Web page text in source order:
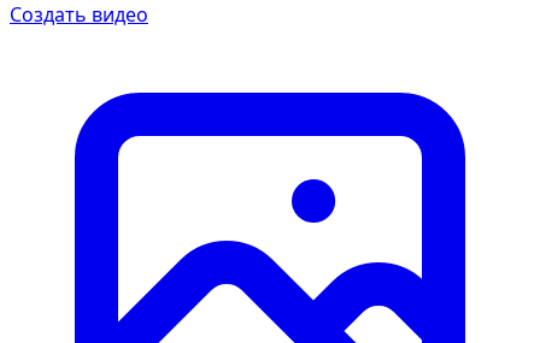
Создать видео